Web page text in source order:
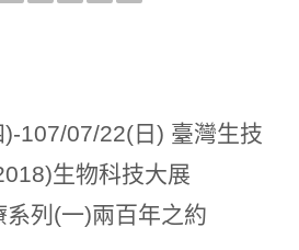
107/07/22(日) 臺灣生技
生物科技大展
系列(一)兩百年之約